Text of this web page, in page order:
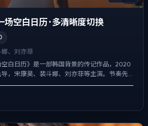
空白日历 · 多清晰度切换
、刘亦菲
空白日历》是一部韩国背景的传记作品，2020
，宋康昊、裴斗娜、刘亦菲等主演。节奏先
常，后半段陡然收紧，冲突并非来自夸张...